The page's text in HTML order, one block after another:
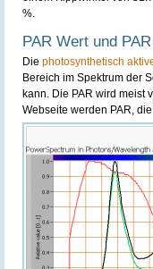
%.
PAR Wert und
Die photosynthetisch
Bereich im Spektrum der
kann. Die PAR wird meist
Webseite werden PAR,